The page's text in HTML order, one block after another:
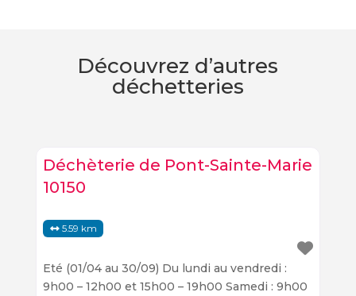
Découvrez d’autres
déchetteries
Déchèterie de Pont-Sainte-Marie
10150
5.59 km
Eté (01/04 au 30/09) Du lundi au vendredi :
9h00 – 12h00 et 15h00 – 19h00 Samedi : 9h00